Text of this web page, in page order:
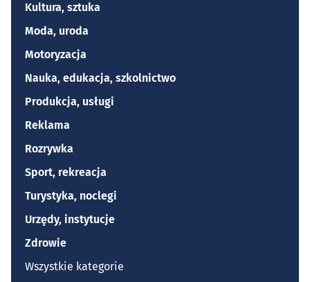
Kultura, sztuka
Moda, uroda
Motoryzacja
Nauka, edukacja, szkolnictwo
Produkcja, usługi
Reklama
Rozrywka
Sport, rekreacja
Turystyka, noclegi
Urzędy, instytucje
Zdrowie
Wszystkie kategorie